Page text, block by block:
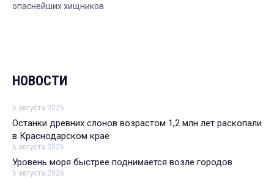
опаснейших хищников
НОВОСТИ
6 августа 2026
Останки древних слонов возрастом 1,2 млн лет раскопали
в Краснодарском крае
6 августа 2026
Уровень моря быстрее поднимается возле городов
6 августа 2026